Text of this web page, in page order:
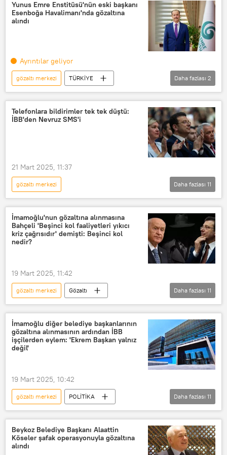
TÜRKİYE
Gözaltı
Gözaltı kararı
Türkiye
Yunus Emre Enstitüsü'nün eski başkanı
Esenboğa Havalimanı'nda gözaltına
alındı
Ayrıntılar geliyor
gözaltı merkezi
TÜRKİYE
Yunus Emre Enstitüsü
Şeref Ateş
Daha fazlası 2
Telefonlara bildirimler tek tek düştü:
İBB'den Nevruz SMS'i
21 Mart 2025, 11:37
gözaltı merkezi
İstanbul Büyükşehir Belediyesi (İBB)
TÜRKİYE
Ekrem İmamoğlu
İstanbul
Gözaltı
Gözaltı kararı
21 Mart Dünya Nevruz Günü
Daha fazlası 11
İmamoğlu'nun gözaltına alınmasına
Bahçeli 'Beşinci kol faaliyetleri yıkıcı
kriz çağrısıdır' demişti: Beşinci kol
nedir?
19 Mart 2025, 11:42
gözaltı merkezi
Gözaltı
Gözaltı kararı
Gözaltı süresi
TÜRKİYE
İstanbul Büyükşehir Belediyesi (İBB)
Ekrem İmamoğlu
açıklama
Açıklama
Açıklama
Açıklama
Daha fazlası 11
İmamoğlu diğer belediye başkanlarının
gözaltına alınmasının ardından İBB
işçilerden eylem: 'Ekrem Başkan yalnız
değil'
19 Mart 2025, 10:42
gözaltı merkezi
POLİTİKA
Ekrem İmamoğlu
İstanbul
İstanbul Büyükşehir Belediyesi (İBB)
Şişli Belediyesi
Beylikdüzü
Daha fazlası 11
Beykoz Belediye Başkanı Alaattin
Köseler şafak operasyonuyla gözaltına
alındı